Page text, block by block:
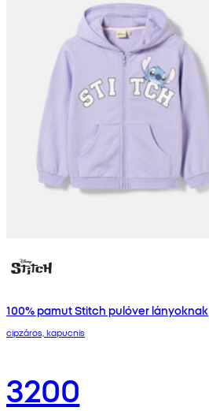
100% pamut Stitch pulóver lányoknak
cipzáros, kapucnis
3200